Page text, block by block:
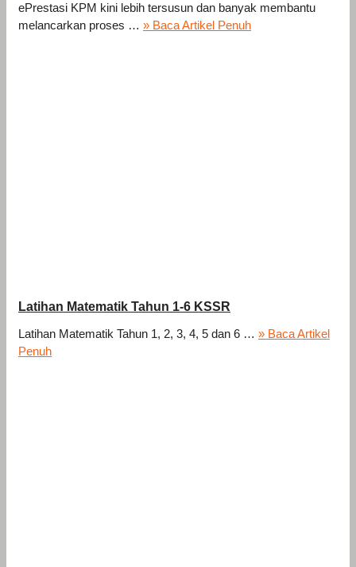
ePrestasi KPM kini lebih tersusun dan banyak membantu
melancarkan proses … » Baca Artikel Penuh
Latihan Matematik Tahun 1-6 KSSR
Latihan Matematik Tahun 1, 2, 3, 4, 5 dan 6 … » Baca Artikel
Penuh